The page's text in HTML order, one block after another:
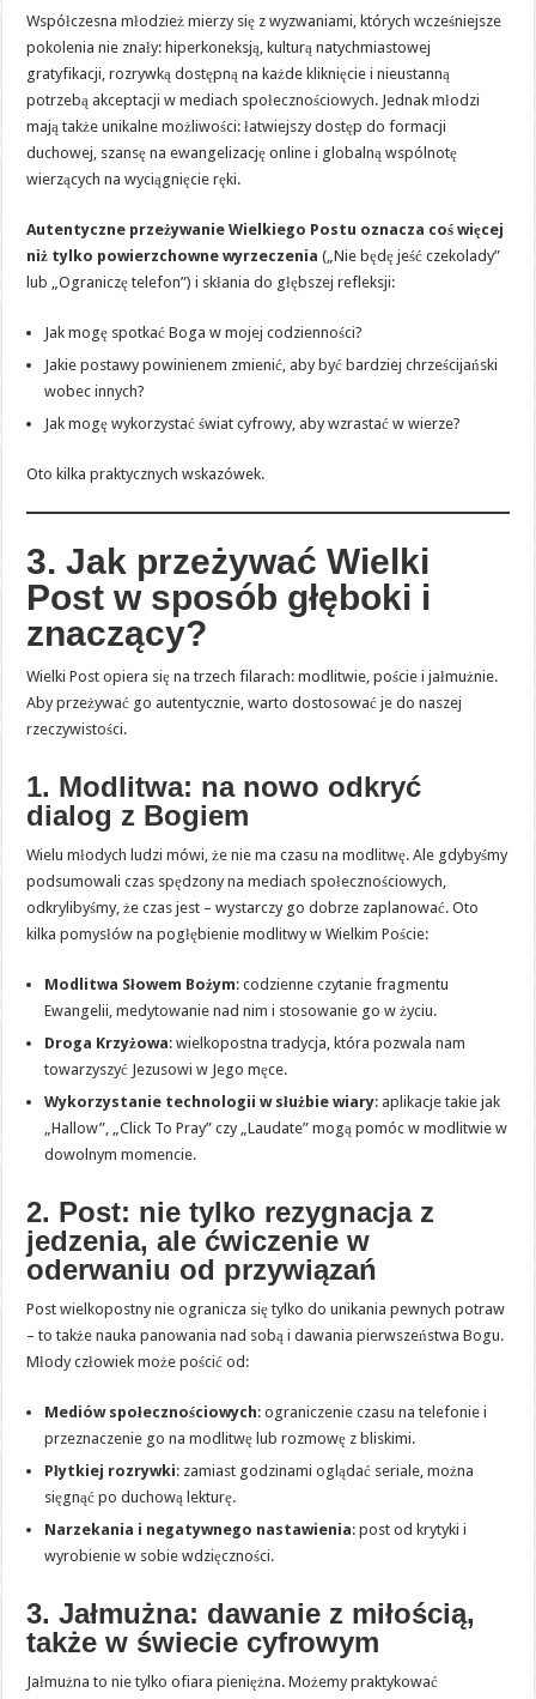
Współczesna młodzież mierzy się z wyzwaniami, których wcześniejsze
pokolenia nie znały: hiperkoneksją, kulturą natychmiastowej
gratyfikacji, rozrywką dostępną na każde kliknięcie i nieustanną
potrzebą akceptacji w mediach społecznościowych. Jednak młodzi
mają także unikalne możliwości: łatwiejszy dostęp do formacji
duchowej, szansę na ewangelizację online i globalną wspólnotę
wierzących na wyciągnięcie ręki.
Autentyczne przeżywanie Wielkiego Postu oznacza coś więcej
niż tylko powierzchowne wyrzeczenia („Nie będę jeść czekolady”
lub „Ograniczę telefon”) i skłania do głębszej refleksji:
Jak mogę spotkać Boga w mojej codzienności?
Jakie postawy powinienem zmienić, aby być bardziej chrześcijański
wobec innych?
Jak mogę wykorzystać świat cyfrowy, aby wzrastać w wierze?
Oto kilka praktycznych wskazówek.
3. Jak przeżywać Wielki
Post w sposób głęboki i
znaczący?
Wielki Post opiera się na trzech filarach: modlitwie, poście i jałmużnie.
Aby przeżywać go autentycznie, warto dostosować je do naszej
rzeczywistości.
1. Modlitwa: na nowo odkryć
dialog z Bogiem
Wielu młodych ludzi mówi, że nie ma czasu na modlitwę. Ale gdybyśmy
podsumowali czas spędzony na mediach społecznościowych,
odkrylibyśmy, że czas jest – wystarczy go dobrze zaplanować. Oto
kilka pomysłów na pogłębienie modlitwy w Wielkim Poście:
Modlitwa Słowem Bożym: codzienne czytanie fragmentu
Ewangelii, medytowanie nad nim i stosowanie go w życiu.
Droga Krzyżowa: wielkopostna tradycja, która pozwala nam
towarzyszyć Jezusowi w Jego męce.
Wykorzystanie technologii w służbie wiary: aplikacje takie jak
„Hallow”, „Click To Pray” czy „Laudate” mogą pomóc w modlitwie w
dowolnym momencie.
2. Post: nie tylko rezygnacja z
jedzenia, ale ćwiczenie w
oderwaniu od przywiązań
Post wielkopostny nie ogranicza się tylko do unikania pewnych potraw
– to także nauka panowania nad sobą i dawania pierwszeństwa Bogu.
Młody człowiek może pościć od:
Mediów społecznościowych: ograniczenie czasu na telefonie i
przeznaczenie go na modlitwę lub rozmowę z bliskimi.
Płytkiej rozrywki: zamiast godzinami oglądać seriale, można
sięgnąć po duchową lekturę.
Narzekania i negatywnego nastawienia: post od krytyki i
wyrobienie w sobie wdzięczności.
3. Jałmużna: dawanie z miłością,
także w świecie cyfrowym
Jałmużna to nie tylko ofiara pieniężna. Możemy praktykować